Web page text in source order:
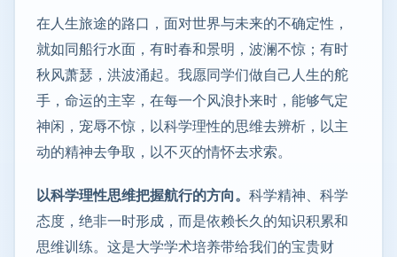
在人生旅途的路口，面对世界与未来的不确定性，
就如同船行水面，有时春和景明，波澜不惊；有时
秋风萧瑟，洪波涌起。我愿同学们做自己人生的舵
手，命运的主宰，在每一个风浪扑来时，能够气定
神闲，宠辱不惊，以科学理性的思维去辨析，以主
动的精神去争取，以不灭的情怀去求索。
以科学理性思维把握航行的方向。 科学精神、科学
态度，绝非一时形成，而是依赖长久的知识积累和
思维训练。这是大学学术培养带给我们的宝贵财